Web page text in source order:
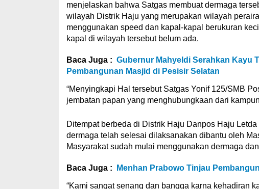
menjelaskan bahwa Satgas membuat dermaga
wilayah Distrik Haju yang merupakan wilayah
menggunakan speed dan kapal-kapal berukuran
kapal di wilayah tersebut belum ada.
Baca Juga : Gubernur Mahyeldi Serahkan Kayu
Pembangunan Masjid di Pesisir Selatan
“Menyingkapi Hal tersebut Satgas Yonif 125/SMB
jembatan papan yang menghubungkaan dari
Ditempat berbeda di Distrik Haju Danpos Haju
dermaga telah selesai dilaksanakan dibantu oleh
Masyarakat sudah mulai menggunakan dermaga
Baca Juga : Menhan Prabowo Tinjau
“Kami sangat senang dan bangga karna kehadiran